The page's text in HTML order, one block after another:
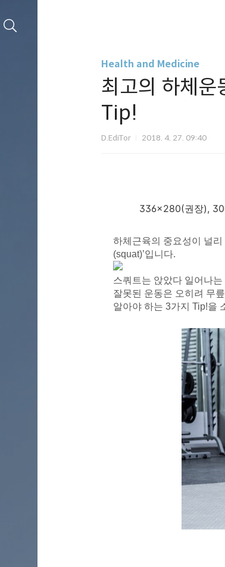
Health and Medicine
최고의 하체운
Tip!
D.EdiTor 2018. 4. 27. 09:40
336x280(권장),
하체근육의 중요성이 널
(squat)’입니다.
스쿼트는 앉았다 일어나
잘못된 운동은 오히려 무
알아야 하는 3가지 Tip!을